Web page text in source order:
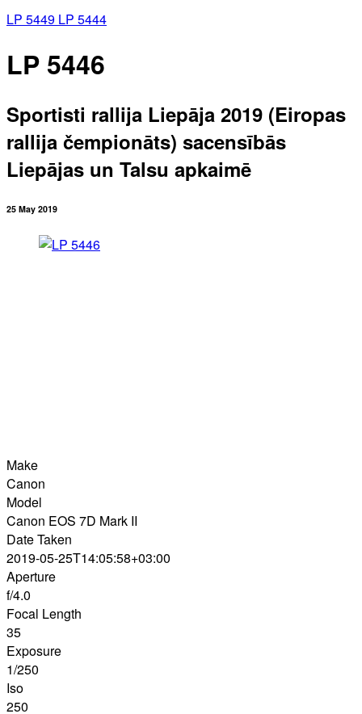
LP 5449 LP 5444
LP 5446
Sportisti rallija Liepāja 2019 (Eiropas
rallija čempionāts) sacensībās
Liepājas un Talsu apkaimē
25 May 2019
Make
Canon
Model
Canon EOS 7D Mark II
Date Taken
2019-05-25T14:05:58+03:00
Aperture
f/4.0
Focal Length
35
Exposure
1/250
Iso
250